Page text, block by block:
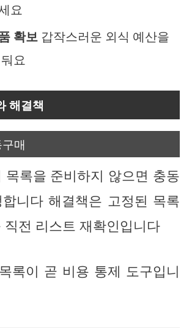
요
확보 갑작스러운 외식 예산을
요
해결책
매
목록을 준비하지 않으면 충동
니다 해결책은 고정된 목록
직전 리스트 재확인입니다
록이 곧 비용 통제 도구입니